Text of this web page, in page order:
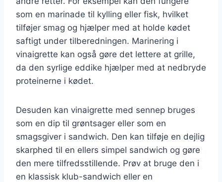
som en marinade til kylling eller fisk, hvilket
tilføjer smag og hjælper med at holde kødet
saftigt under tilberedningen. Marinering i
vinaigrette kan også gøre det lettere at grille,
da den syrlige eddike hjælper med at nedbryde
proteinerne i kødet.
Desuden kan vinaigrette med sennep bruges
som en dip til grøntsager eller som en
smagsgiver i sandwich. Den kan tilføje en dejlig
skarphed til en ellers simpel sandwich og gøre
den mere tilfredsstillende. Prøv at bruge den i
en klassisk klub-sandwich eller en